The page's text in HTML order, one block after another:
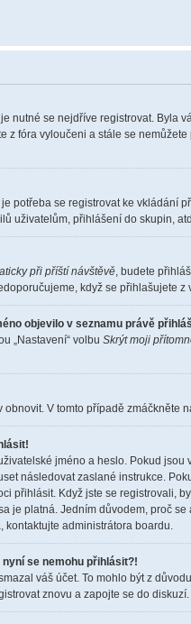
nutné se nejdříve registrovat. Byla
z fóra vyloučeni a stále se
potřeba se registrovat ke vkládání
uživatelům, přihlášení do skupin,
při příští návštěvě, budete
když se přihlašujete
objevilo v seznamu právě
„Nastavení“ volbu Skrýt moji
obnovit. V tomto případě zmáčkněte
jméno a heslo. Pokud
následovat zaslané instrukce.
přihlásit. Když jste se registrovali,
je platná. Jedním důvodem, proč
kontaktujte administrátora boardu.
se nemohu přihlásit?!
váš účet. To mohlo být z
znovu a zapojte se do diskuzí.